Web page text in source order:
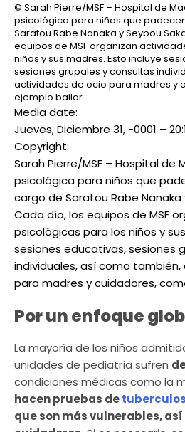
© Sarah Pierre/MSF – Hospital de
psicológica para niños que
Saratou Rabe Nanaka y Seybou
equipos de MSF organizan
niños y sus madres. Esto incluye
sesiones grupales y consultas
actividades de ocio para madres y
ejemplo bailar.
Media date:
Jueves, Diciembre 31, -0001 –
Copyright:
Sarah Pierre/MSF – Hospital de
psicológica para niños que
cargo de Saratou Rabe Nanaka
Cada día, los equipos de MSF
psicológicas para los niños y
sesiones educativas, sesiones
individuales, así como
para madres y cuidadores,
Por un enfoque
La mayoría de los niños
unidades de pediatría sufren
condiciones médicas como la
hacen pruebas de
que son más vulnerables, así